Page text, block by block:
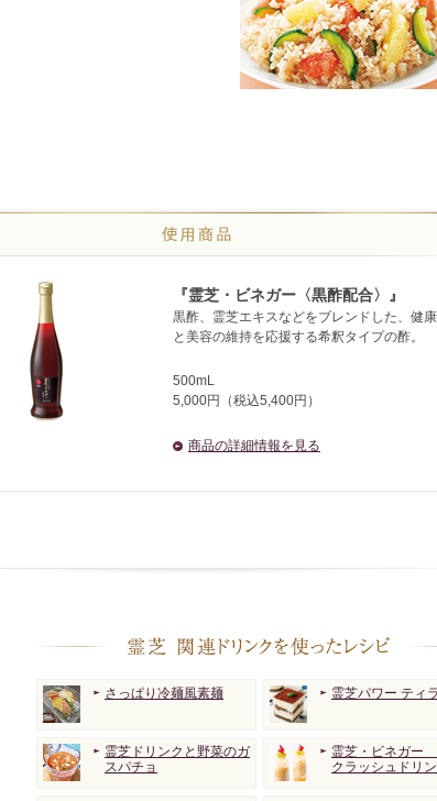
『霊芝・ビネガー〈黒酢配合〉』
黒酢、霊芝エキスなどをブレンドした、健康
と美容の維持を応援する希釈タイプの酢。
500mL
5,000円（税込5,400円）
商品の詳細情報を見る
さっぱり冷麺風素麺 霊芝パワー ティ
霊芝ドリンクと野菜のガ
スパチョ
霊芝・ビネガー
クラッシュドリ